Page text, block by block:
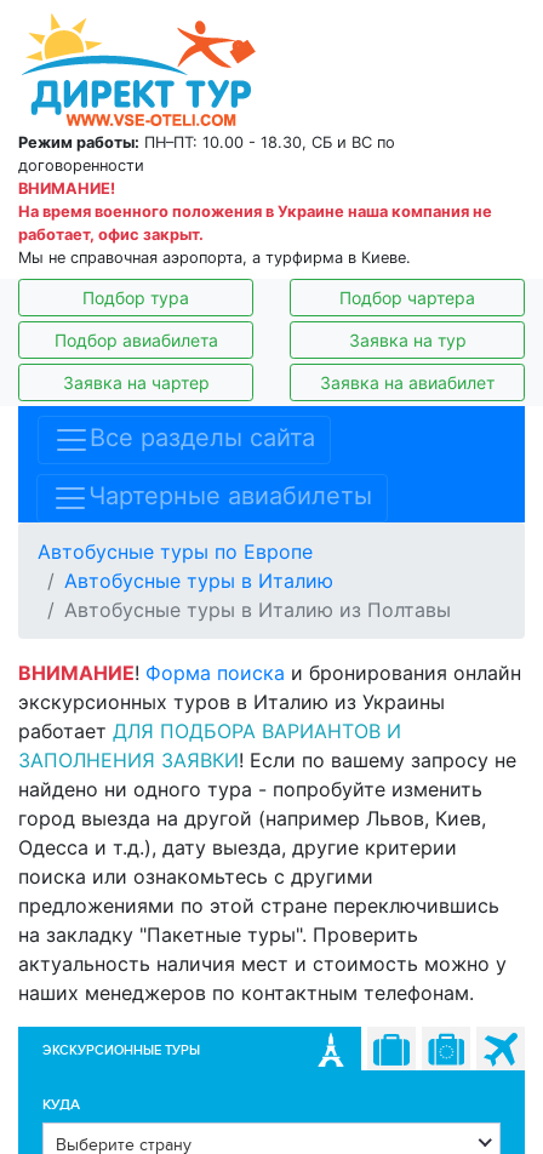
Режим работы: ПН–ПТ: 10.00 - 18.30, СБ и ВС по
договоренности
ВНИМАНИЕ!
На время военного положения в Украине наша компания не
работает, офис закрыт.
Мы не справочная аэропорта, а турфирма в Киеве.
Подбор тура Подбор чартера
Подбор авиабилета Заявка на тур
Заявка на чартер Заявка на авиабилет
Все разделы сайта
Чартерные авиабилеты
Автобусные туры по Европе
Автобусные туры в Италию
Автобусные туры в Италию из Полтавы
ВНИМАНИЕ! Форма поиска и бронирования онлайн
экскурсионных туров в Италию из Украины
работает ДЛЯ ПОДБОРА ВАРИАНТОВ И
ЗАПОЛНЕНИЯ ЗАЯВКИ! Если по вашему запросу не
найдено ни одного тура - попробуйте изменить
город выезда на другой (например Львов, Киев,
Одесса и т.д.), дату выезда, другие критерии
поиска или ознакомьтесь с другими
предложениями по этой стране переключившись
на закладку "Пакетные туры". Проверить
актуальность наличия мест и стоимость можно у
наших менеджеров по контактным телефонам.
ЭКСКУРСИОННЫЕ ТУРЫ
КУДА